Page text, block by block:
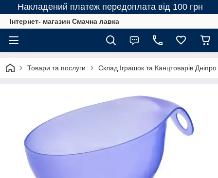
Накладений платеж передоплата від 100 грн
Інтернет- магазин Смачна лавка
Товари та послуги Склад Іграшок та Канцтоварів Дніпро